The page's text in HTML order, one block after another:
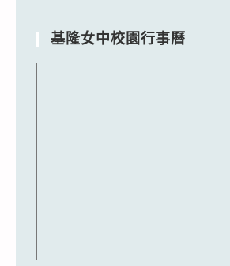
基隆女中校園行事曆